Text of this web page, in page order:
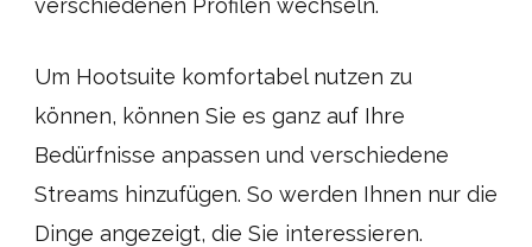
verschiedenen Profilen wechseln.
Um Hootsuite komfortabel nutzen zu
können, können Sie es ganz auf Ihre
Bedürfnisse anpassen und verschiedene
Streams hinzufügen. So werden Ihnen nur die
Dinge angezeigt, die Sie interessieren.